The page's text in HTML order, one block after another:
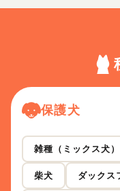
保護犬
雑種（ミックス犬）
柴犬 ダックス